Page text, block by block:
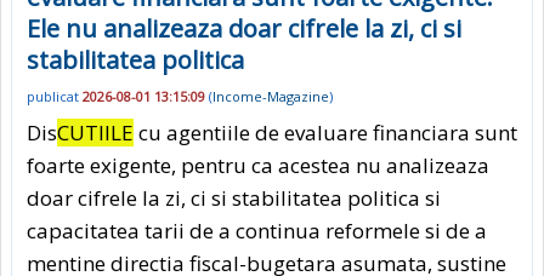
Ele nu analizeaza doar cifrele la zi, ci si
stabilitatea politica
publicat 2026-08-01 13:15:09 (Income-Magazine)
DisCUTIILE cu agentiile de evaluare financiara sunt
foarte exigente, pentru ca acestea nu analizeaza
doar cifrele la zi, ci si stabilitatea politica si
capacitatea tarii de a continua reformele si de a
mentine directia fiscal-bugetara asumata, sustine